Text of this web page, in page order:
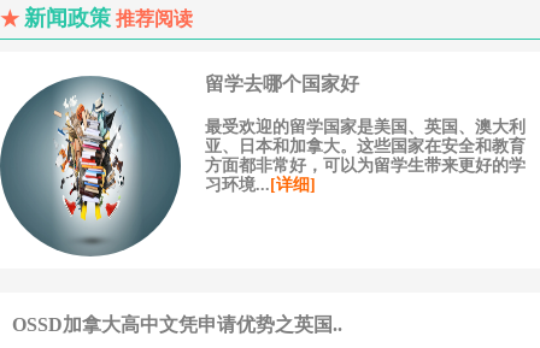
★ 新闻政策 推荐阅读
留学去哪个国家好
最受欢迎的留学国家是美国、英国、澳大利
亚、日本和加拿大。这些国家在安全和教育
方面都非常好，可以为留学生带来更好的学
习环境... [详细]
OSSD加拿大高中文凭申请优势之英国..